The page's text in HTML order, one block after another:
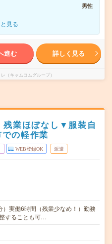
男性
見る
進む 詳しく見る
（キャムコムグループ）
残業ほぼなし▼服装自
の軽作業
WEB登録OK 派遣
実働6時間（残業少なめ！）勤務
することも可…